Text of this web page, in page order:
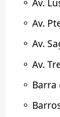
⚬ Av.
⚬ Av.
⚬ Av.
⚬ Barra
⚬